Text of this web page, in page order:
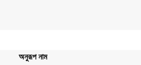
অনুরূপ নাম